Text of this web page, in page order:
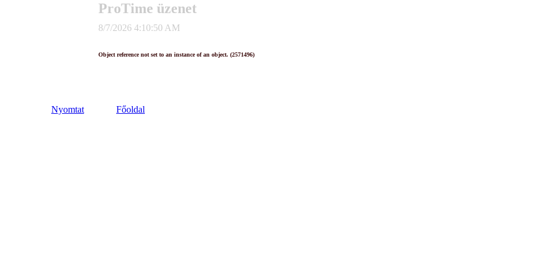
ProTime üzenet
8/7/2026 4:10:50 AM
Object reference not set to an instance of an object. (2571496)
Nyomtat Főoldal